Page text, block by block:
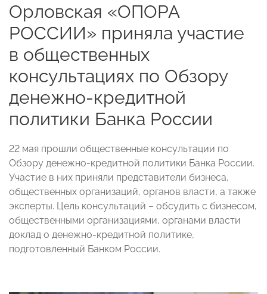
Орловская «ОПОРА
РОССИИ» приняла участие
в общественных
консультациях по Обзору
денежно-кредитной
политики Банка России
22 мая прошли общественные консультации по
Обзору денежно-кредитной политики Банка России.
Участие в них приняли представители бизнеса,
общественных организаций, органов власти, а также
эксперты. Цель консультаций – обсудить с бизнесом,
общественными организациями, органами власти
доклад о денежно-кредитной политике,
подготовленный Банком России.